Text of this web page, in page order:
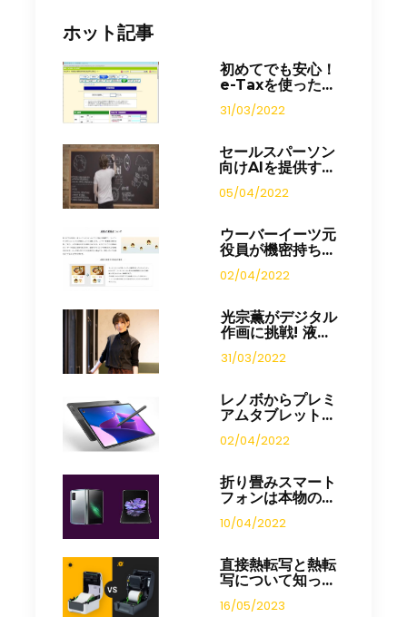
ホット記事
初めてでも安心！
e-Taxを使った...
31/03/2022
セールスパーソン
向けAIを提供す...
05/04/2022
ウーバーイーツ元
役員が機密持ち...
02/04/2022
光宗薫がデジタル
作画に挑戦! 液...
31/03/2022
レノボからプレミ
アムタブレット...
02/04/2022
折り畳みスマート
フォンは本物の...
10/04/2022
直接熱転写と熱転
写について知っ...
16/05/2023